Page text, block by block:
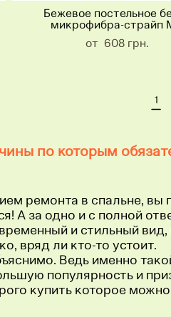
Бежевое постельное
микрофибра-страйп
от 608 грн.
1
по которым
ремонта в спальне,
А за одно и с полной
и стильный
вряд ли кто-то устоит.
Ведь именно
популярность и
купить которое